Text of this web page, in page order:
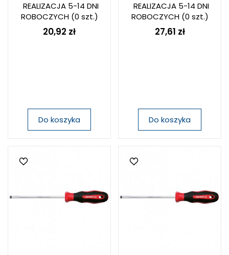
REALIZACJA 5-14 DNI
ROBOCZYCH(0 szt.)
20,92 zł
Do koszyka
REALIZACJA 5-14 DNI
ROBOCZYCH(0 szt.)
27,61 zł
Do koszyka